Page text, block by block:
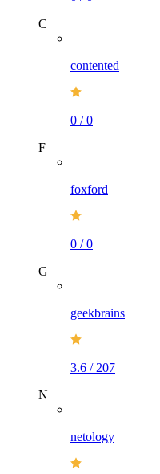
C
contented
0 /0
F
foxford
0 /0
G
geekbrains
3.6 / 207
N
netology